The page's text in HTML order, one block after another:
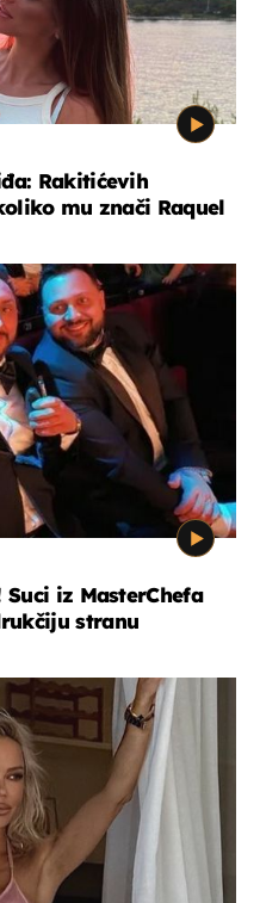
Rakitićevih
mu znači Raquel
iz MasterChefa
stranu